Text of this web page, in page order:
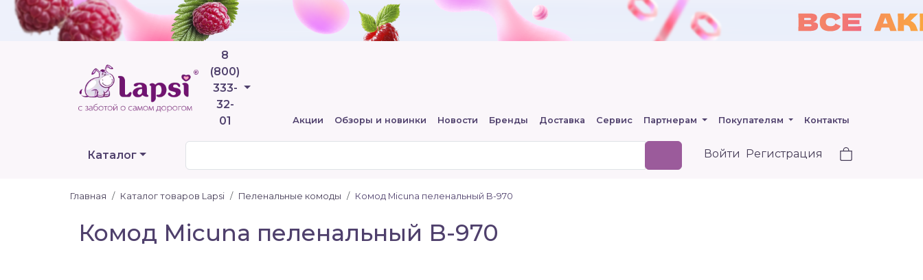
8
(800)
333-
32-
01
Телефоны
Акции Обзоры и новинки Новости Бренды Доставка Сервис Партнерам Покупателям Контакты
Каталог Войти Регистрация
Главная Каталог товаров Lapsi Пеленальные комоды Комод Micuna пеленальный B-970
Комод Micuna пеленальный B-970